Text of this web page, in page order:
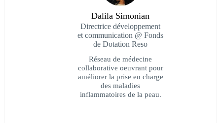
Dalila Simonian
Directrice développement
et communication @ Fonds
de Dotation Reso
Réseau de médecine
collaborative oeuvrant pour
améliorer la prise en charge
des maladies
inflammatoires de la peau.